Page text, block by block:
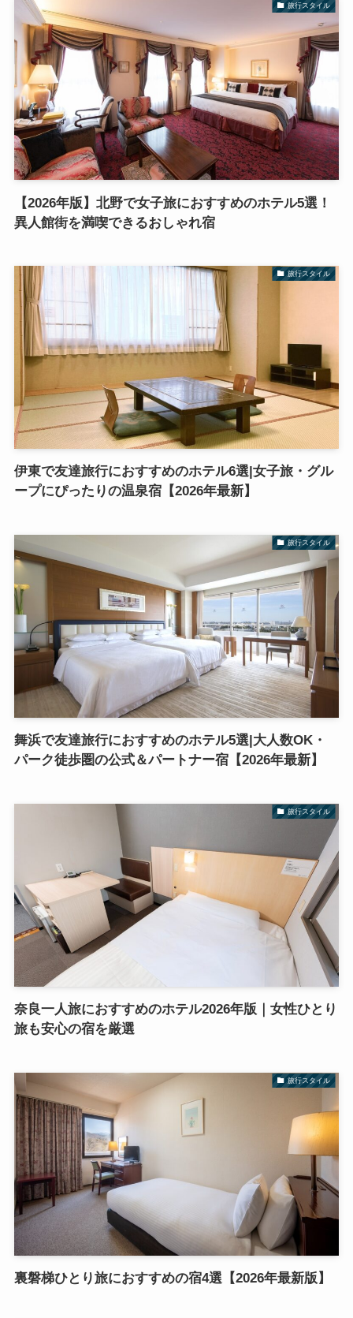
旅行スタイル
【2026年版】北野で女子旅におすすめのホテル5選！
異人館街を満喫できるおしゃれ宿
旅行スタイル
伊東で友達旅行におすすめのホテル6選|女子旅・グル
ープにぴったりの温泉宿【2026年最新】
旅行スタイル
舞浜で友達旅行におすすめのホテル5選|大人数OK・
パーク徒歩圏の公式＆パートナー宿【2026年最新】
旅行スタイル
奈良一人旅におすすめのホテル2026年版｜女性ひとり
旅も安心の宿を厳選
旅行スタイル
裏磐梯ひとり旅におすすめの宿4選【2026年最新版】